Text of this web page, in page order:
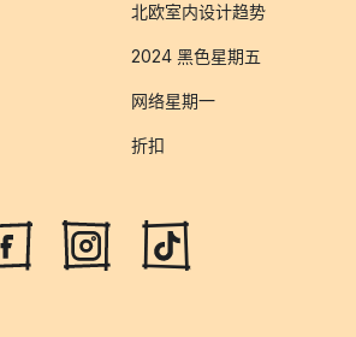
北欧室内设计趋势
2024 黑色星期五
网络星期一
折扣